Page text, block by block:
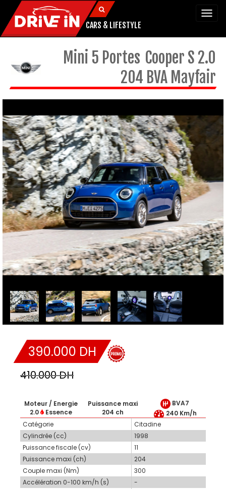
CARS & LIFESTYLE
Mini 5 Portes Cooper S 2.0
204 BVA Mayfair
390.000 DH
410.000 DH
Moteur / Energie
2.0
Essence
Puissance maxi
204 ch
BVA7
240 Km/h
Catégorie
Citadine
Cylindrée (cc)
1998
Puissance fiscale (cv)
11
Puissance maxi (ch)
204
Couple maxi (Nm)
300
Accélération 0-100 km/h (s)
-